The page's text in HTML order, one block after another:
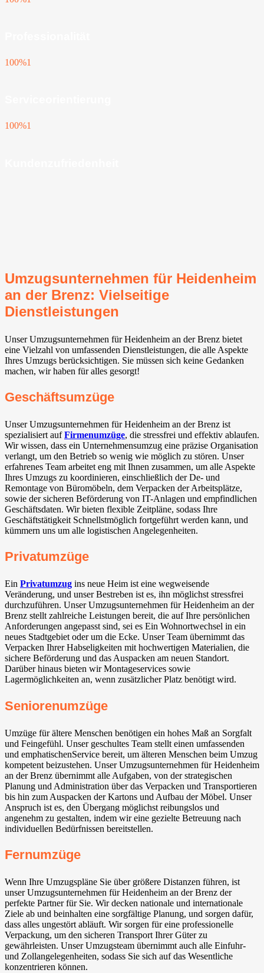
100%1
100%1
Umzugsunternehmen für Heidenheim
an der Brenz: Vielseitige
Dienstleistungen
Unser Umzugsunternehmen für Heidenheim an der Brenz bietet
eine Vielzahl von umfassenden Dienstleistungen, die alle Aspekte
Ihres Umzugs berücksichtigen. Sie müssen sich keine Gedanken
machen, wir haben für alles gesorgt!
Geschäftsumzüge
Unser Umzugsunternehmen für Heidenheim an der Brenz ist
spezialisiert aufFirmenumzüge, die stressfrei und effektiv ablaufen.
Wir wissen, dass ein Unternehmensumzug eine präzise Organisation
verlangt, um den Betrieb so wenig wie möglich zu stören. Unser
erfahrenes Team arbeitet eng mit Ihnen zusammen, um alle Aspekte
Ihres Umzugs zu koordinieren, einschließlich der De- und
Remontage von Büromöbeln, dem Verpacken der Arbeitsplätze,
sowie der sicheren Beförderung von IT-Anlagen und empfindlichen
Geschäftsdaten. Wir bieten flexible Zeitpläne, sodass Ihre
Geschäftstätigkeit Schnellstmöglich fortgeführt werden kann, und
kümmern uns um alle logistischen Angelegenheiten.
Privatumzüge
Ein Privatumzug ins neue Heim ist eine wegweisende
Veränderung, und unser Bestreben ist es, ihn möglichst stressfrei
durchzuführen. Unser Umzugsunternehmen für Heidenheim an der
Brenz stellt zahlreiche Leistungen bereit, die auf Ihre persönlichen
Anforderungen angepasst sind, sei es Ein Wohnortwechsel in ein
neues Stadtgebiet oder um die Ecke. Unser Team übernimmt das
Verpacken Ihrer Habseligkeiten mit hochwertigen Materialien, die
sichere Beförderung und das Auspacken am neuen Standort.
Darüber hinaus bieten wir Montageservices sowie
Lagermöglichkeiten an, wenn zusätzlicher Platz benötigt wird.
Seniorenumzüge
Umzüge für ältere Menschen benötigen ein hohes Maß an Sorgfalt
und Feingefühl. Unser geschultes Team stellt einen umfassenden
und emphatischenService bereit, um älteren Menschen beim Umzug
kompetent beizustehen. Unser Umzugsunternehmen für Heidenheim
an der Brenz übernimmt alle Aufgaben, von der strategischen
Planung und Administration über das Verpacken und Transportieren
bis hin zum Auspacken der Kartons und Aufbau der Möbel. Unser
Anspruch ist es, den Übergang möglichst reibungslos und
angenehm zu gestalten, indem wir eine gezielte Betreuung nach
individuellen Bedürfnissen bereitstellen.
Fernumzüge
Wenn Ihre Umzugspläne Sie über größere Distanzen führen, ist
unser Umzugsunternehmen für Heidenheim an der Brenz der
perfekte Partner für Sie. Wir decken nationale und internationale
Ziele ab und beinhalten eine sorgfältige Planung, und sorgen dafür,
dass alles ungestört abläuft. Wir sorgen für eine professionelle
Verpackung, um den sicheren Transport Ihrer Güter zu
gewährleisten. Unser Umzugsteam übernimmt auch alle Einfuhr-
und Zollangelegenheiten, sodass Sie sich auf das Wesentliche
konzentrieren können.